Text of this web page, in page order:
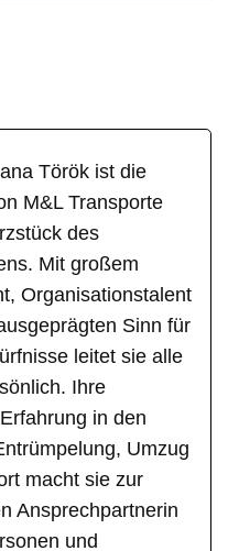
Török ist die
M&L Transporte
des
Mit großem
Organisationstalent
Sinn für
leitet sie alle
Ihre
in den
Umzug
macht sie zur
Ansprechpartnerin
und